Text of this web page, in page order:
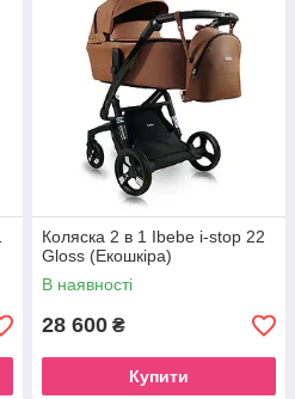
Коляска 2 в 1 Ibebe i-stop 22
Gloss (Екошкіра)
В наявності
28 600 ₴
Купити